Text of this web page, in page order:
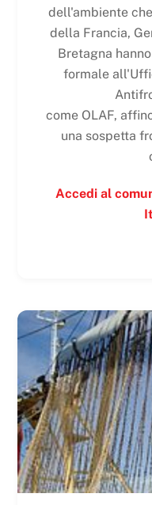
dell'ambiente
della Francia,
Bretagna
formale
come OLAF,
una sospetta
Accedi al